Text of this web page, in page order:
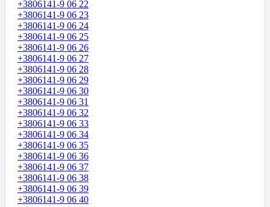
+3806141-9 06 22
+3806141-9 06 23
+3806141-9 06 24
+3806141-9 06 25
+3806141-9 06 26
+3806141-9 06 27
+3806141-9 06 28
+3806141-9 06 29
+3806141-9 06 30
+3806141-9 06 31
+3806141-9 06 32
+3806141-9 06 33
+3806141-9 06 34
+3806141-9 06 35
+3806141-9 06 36
+3806141-9 06 37
+3806141-9 06 38
+3806141-9 06 39
+3806141-9 06 40